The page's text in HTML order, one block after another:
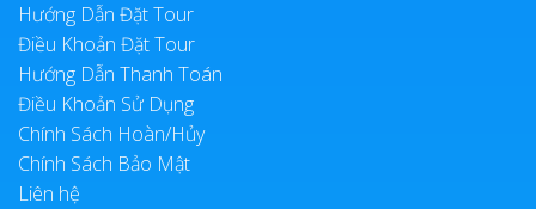
Hướng Dẫn Đặt Tour
Điều Khoản Đặt Tour
Hướng Dẫn Thanh Toán
Điều Khoản Sử Dụng
Chính Sách Hoàn/Hủy
Chính Sách Bảo Mật
Liên hệ